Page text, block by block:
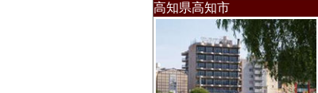
高知県高知市